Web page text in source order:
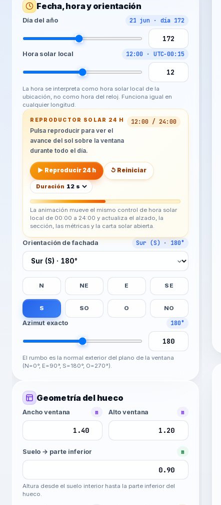
Fecha, hora y orientación
Día del año 21 jun · día 172
Hora solar local 12:00 · UTC−00:15
La hora se interpreta como hora solar local de la
ubicación, no como hora del reloj. Funciona igual en
cualquier longitud.
REPRODUCTOR SOLAR 24 H
Pulsa reproducir para ver el
avance del sol sobre la ventana
durante todo el día.
12:00 / 24:00
▶ Reproducir 24 h ↺ Reiniciar
Duración
La animación mueve el mismo control de hora solar
local de 00:00 a 24:00 y actualiza el alzado, la
sección, las métricas y la carta solar abierta.
Orientación de fachada Sur (S) · 180°
N NE E SE
S SO O NO
Azimut exacto 180°
El rumbo es la normal exterior del plano de la ventana
(N=0°, E=90°, S=180°, O=270°).
Geometría del hueco
Ancho ventana m Alto ventana m
Suelo → parte inferior m
Altura desde el suelo interior hasta la parte inferior del
hueco.